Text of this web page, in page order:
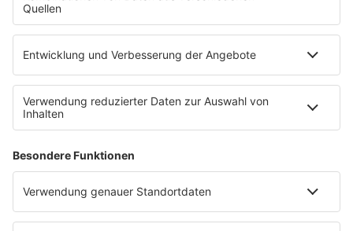
sunshine live App
werben bei SUNSHINE LIVE
SERVICE
Datenschutz
Datenschutzeinstellungen
Datenschutzerklärung zur sunshine live App
Impressum
Teilnahmebedingungen